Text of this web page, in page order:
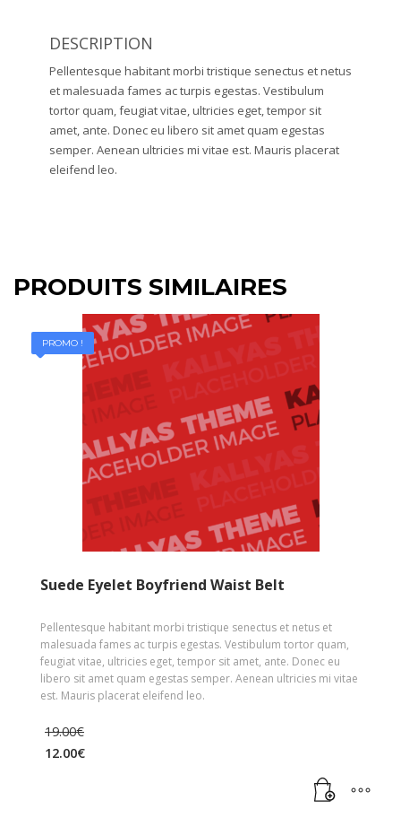
DESCRIPTION
Pellentesque habitant morbi tristique senectus et netus
et malesuada fames ac turpis egestas. Vestibulum
tortor quam, feugiat vitae, ultricies eget, tempor sit
amet, ante. Donec eu libero sit amet quam egestas
semper. Aenean ultricies mi vitae est. Mauris placerat
eleifend leo.
PRODUITS SIMILAIRES
PROMO !
Suede Eyelet Boyfriend Waist Belt
Pellentesque habitant morbi tristique senectus et netus et
malesuada fames ac turpis egestas. Vestibulum tortor quam,
feugiat vitae, ultricies eget, tempor sit amet, ante. Donec eu
libero sit amet quam egestas semper. Aenean ultricies mi vitae
est. Mauris placerat eleifend leo.
19.00€
12.00€